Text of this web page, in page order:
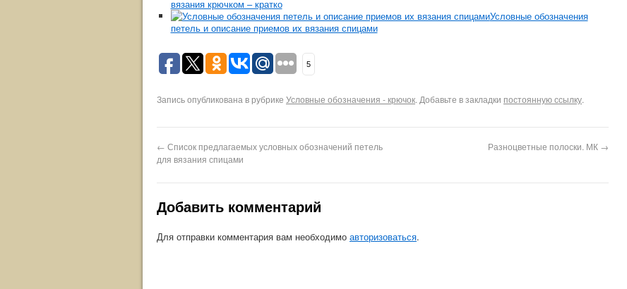
вязания крючком – кратко
Условные обозначения
петель и описание приемов их вязания спицами
5
Запись опубликована в рубрике Условные обозначения - крючок. Добавьте в закладки постоянную ссылку.
← Список предлагаемых условных обозначений петель
для вязания спицами
Разноцветные полоски. МК →
Добавить комментарий
Для отправки комментария вам необходимо авторизоваться.